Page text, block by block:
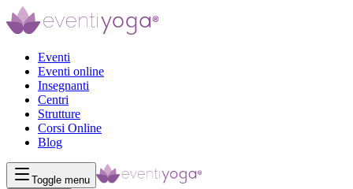
Eventi
Eventi online
Insegnanti
Centri
Strutture
Corsi Online
Blog
Toggle menu